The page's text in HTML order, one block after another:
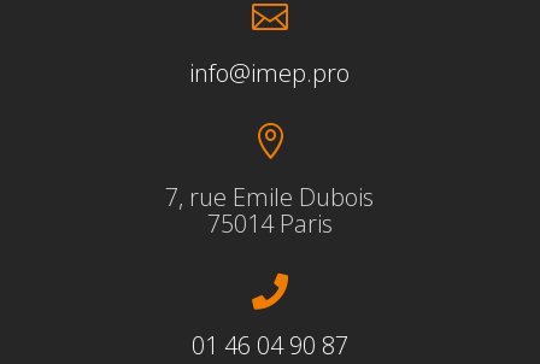

info@imep.pro

7, rue Emile Dubois
75014 Paris

01 46 04 90 87